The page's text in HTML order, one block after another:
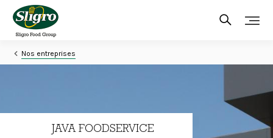
main
content
Nos entreprises
JAVA FOODSERVICE